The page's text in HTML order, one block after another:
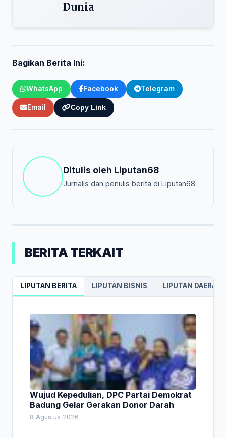
Dunia
Bagikan Berita Ini:
WhatsApp Facebook Telegram
Email Copy Link
Ditulis oleh Liputan68
Jurnalis dan penulis berita di Liputan68.
BERITA TERKAIT
LIPUTAN BERITA LIPUTAN BISNIS LIPUTAN DAERAH
Wujud Kepedulian, DPC Partai Demokrat
Badung Gelar Gerakan Donor Darah
8 Agustus 2026